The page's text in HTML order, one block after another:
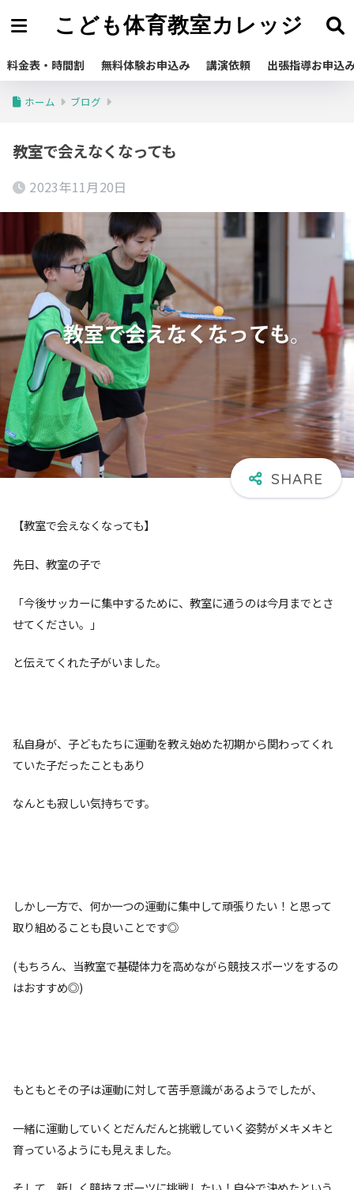
こども体育教室カレッジ
料金表・時間割 無料体験お申込み 講演依頼 出張指導お申込
ホーム ブログ
教室で会えなくなっても
2023年11月20日
【教室で会えなくなっても】
先日、教室の子で
「今後サッカーに集中するために、教室に通うのは今月までとさ
せてください。」
と伝えてくれた子がいました。
私自身が、子どもたちに運動を教え始めた初期から関わってくれ
ていた子だったこともあり
なんとも寂しい気持ちです。
しかし一方で、何か一つの運動に集中して頑張りたい！と思って
取り組めることも良いことです◎
(もちろん、当教室で基礎体力を高めながら競技スポーツをするの
はおすすめ◎)
もともとその子は運動に対して苦手意識があるようでしたが、
一緒に運動していくとだんだんと挑戦していく姿勢がメキメキと
育っているようにも見えました。